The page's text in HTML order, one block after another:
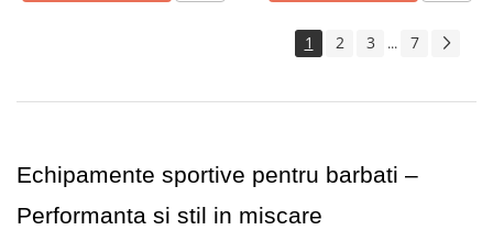
1 2 3 ... 7
Echipamente sportive pentru barbati –
Performanta si stil in miscare